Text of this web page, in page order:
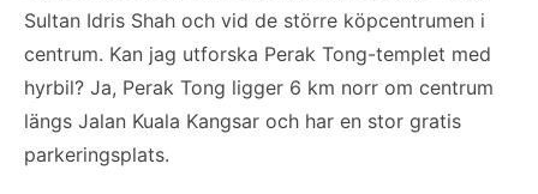
Sultan Idris Shah och vid de större köpcentrumen i
centrum. Kan jag utforska Perak Tong-templet med
hyrbil? Ja, Perak Tong ligger 6 km norr om centrum
längs Jalan Kuala Kangsar och har en stor gratis
parkeringsplats.